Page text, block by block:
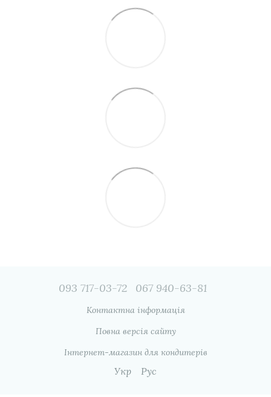
093 717-03-72 067 940-63-81
Контактна інформація
Повна версія сайту
Інтернет-магазин для кондитерів
Укр Рус